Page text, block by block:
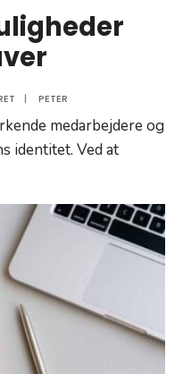
| PETER
medarbejdere og
identitet. Ved at